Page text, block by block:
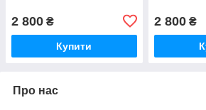
2 800 ₴
Купити
2 800₴
Про нас